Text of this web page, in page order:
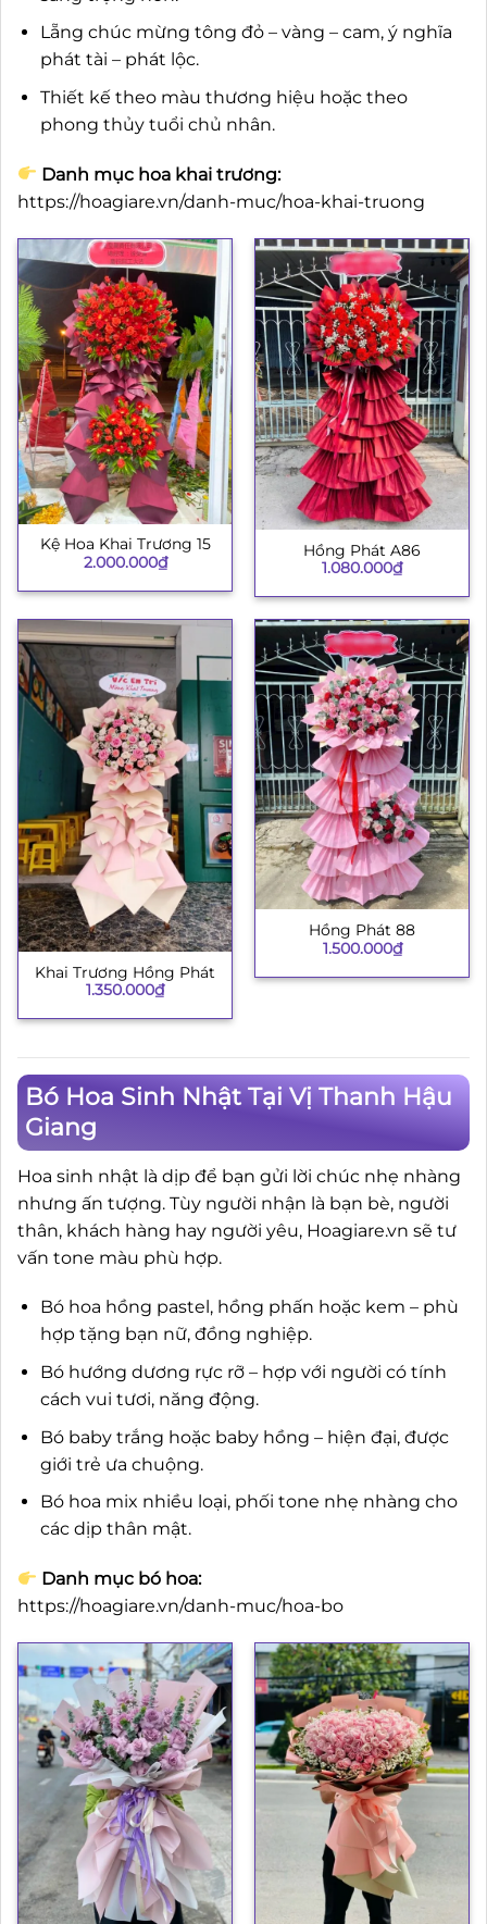
Lẵng chúc mừng tông đỏ – vàng – cam, ý nghĩa
phát tài – phát lộc.
Thiết kế theo màu thương hiệu hoặc theo
phong thủy tuổi chủ nhân.
Danh mục hoa khai trương:
https://hoagiare.vn/danh-muc/hoa-khai-truong
Kệ Hoa Khai Trương 15
2.000.000₫
Hồng Phát A86
1.080.000₫
Khai Trương Hồng Phát
1.350.000₫
Hồng Phát 88
1.500.000₫
Bó Hoa Sinh Nhật Tại Vị Thanh Hậu
Giang
Hoa sinh nhật là dịp để bạn gửi lời chúc nhẹ nhàng
nhưng ấn tượng. Tùy người nhận là bạn bè, người
thân, khách hàng hay người yêu, Hoagiare.vn sẽ tư
vấn tone màu phù hợp.
Bó hoa hồng pastel, hồng phấn hoặc kem – phù
hợp tặng bạn nữ, đồng nghiệp.
Bó hướng dương rực rỡ – hợp với người có tính
cách vui tươi, năng động.
Bó baby trắng hoặc baby hồng – hiện đại, được
giới trẻ ưa chuộng.
Bó hoa mix nhiều loại, phối tone nhẹ nhàng cho
các dịp thân mật.
Danh mục bó hoa:
https://hoagiare.vn/danh-muc/hoa-bo